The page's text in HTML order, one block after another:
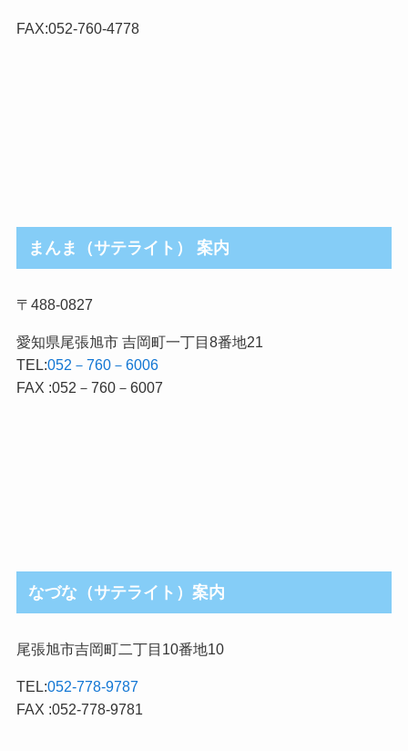
リ
FAX:052-760-4778
まんま（サテライト） 案内
〒488-0827
愛知県尾張旭市 吉岡町一丁目8番地21
TEL:052－760－6006
FAX :052－760－6007
なづな（サテライト）案内
尾張旭市吉岡町二丁目10番地10
TEL:052-778-9787
FAX :052-778-9781